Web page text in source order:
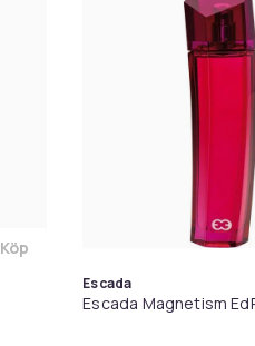
Lägg till Escada Magnetism
Köp
Escada
Escada Magnetism